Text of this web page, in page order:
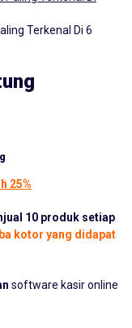
Terkenal Di 6
25%
10 produk setiap
kotor yang didapat
software kasir online